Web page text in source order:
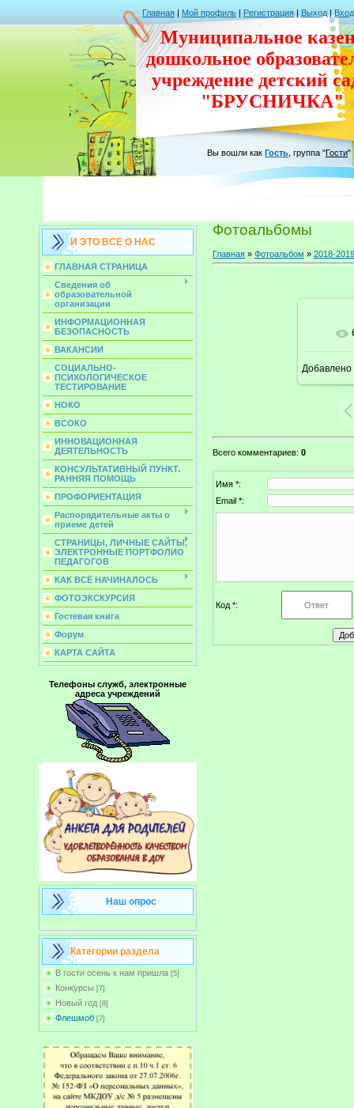
Главная | Мой профиль | Регистрация | Выход | Вход
Муниципальное
дошкольное
учреждение детский
"БРУСНИЧКА"
Вы вошли как Гость группа "Гости"
И ЭТО ВСЕ О НАС
ГЛАВНАЯ СТРАНИЦА
Сведения об
образовательной
организации
ИНФОРМАЦИОННАЯ
БЕЗОПАСНОСТЬ
ВАКАНСИИ
СОЦИАЛЬНО-
ПСИХОЛОГИЧЕСКОЕ
ТЕСТИРОВАНИЕ
НОКО
ВСОКО
ИННОВАЦИОННАЯ
ДЕЯТЕЛЬНОСТЬ
КОНСУЛЬТАТИВНЫЙ ПУНКТ.
РАННЯЯ ПОМОЩЬ
ПРОФОРИЕНТАЦИЯ
Распорядительные акты о
приеме детей
СТРАНИЦЫ, ЛИЧНЫЕ САЙТЫ,
ЭЛЕКТРОННЫЕ ПОРТФОЛИО
ПЕДАГОГОВ
КАК ВСЁ НАЧИНАЛОСЬ
ФОТОЭКСКУРСИЯ
Гостевая книга
Форум
КАРТА САЙТА
Телефоны служб, электронные
адреса учреждений
Наш опрос
Категории раздела
В гости осень к нам пришла [5]
Конкурсы [7]
Новый год [8]
Флешмоб [7]
Фотоальбомы
Главная » Фотоальбом » 2018-2019
Добавлено
Всего комментариев: 0
Имя *:
Email *:
Код *: